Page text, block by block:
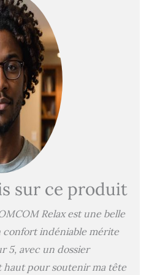
particulièrement
adapté au salon,
mais aussi au
bureau FAUTEUIL
AVEC REPOSE-
PIEDS INTEGRÉ :
Ce fauteuil
relaxant est parfait
pour gagner de la
place lorsque vous
ne l'utilisez pas.
Vous aimerez vous
y prélasser, les
pour soulager votre
vous êtes resté
debout toute la
exemple ASSISE
CONFORTABLE :
sur ce produit
Relax est une belle
confort indéniable mérite
5, avec un dossier
haut pour soutenir ma tête